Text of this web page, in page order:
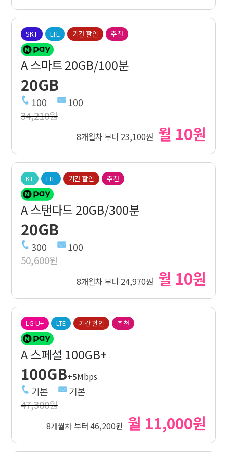
SKT LTE 기간 할인 추천
A 스마트 20GB/100분
20GB
100 100
34,210원
8개월차 부터 23,100원 월 10원
KT LTE 기간 할인 추천
A 스탠다드 20GB/300분
20GB
300 100
50,600원
8개월차 부터 24,970원 월 10원
LG U+ LTE 기간 할인 추천
A 스페셜 100GB+
100GB+5Mbps
기본 기본
47,300원
8개월차 부터 46,200원 월 11,000원